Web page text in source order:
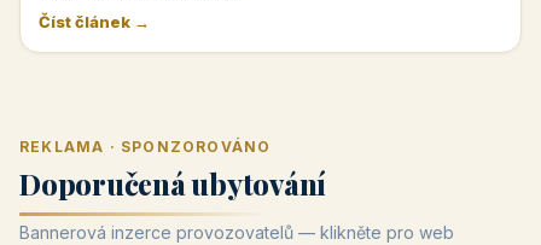
Číst článek →
REKLAMA · SPONZOROVÁNO
Doporučená ubytování
Bannerová inzerce provozovatelů — klikněte pro web